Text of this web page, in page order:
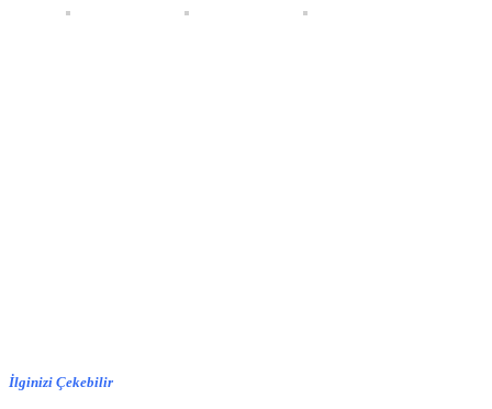
İlginizi Çekebilir